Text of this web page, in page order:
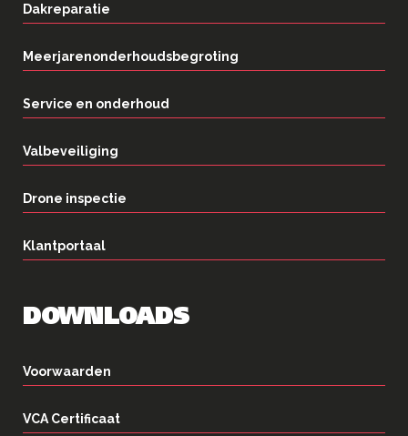
Dakreparatie
Meerjarenonderhoudsbegroting
Service en onderhoud
Valbeveiliging
Drone inspectie
Klantportaal
DOWNLOADS
Voorwaarden
VCA Certificaat